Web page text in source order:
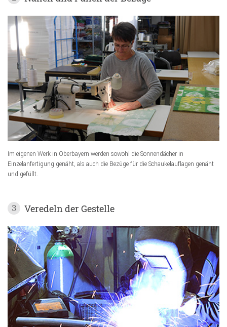
Im eigenen Werk in Oberbayern werden sowohl die Sonnendächer in
Einzelanfertigung genäht, als auch die Bezüge für die Schaukelauflagen genäht
und gefüllt.
3 Veredeln der Gestelle